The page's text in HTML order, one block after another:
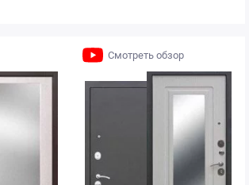
Смотреть обзор